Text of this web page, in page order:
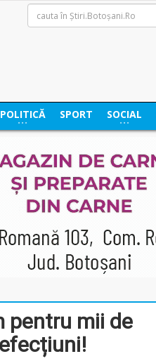
POLITICĂ SPORT SOCIAL
pentru mii de